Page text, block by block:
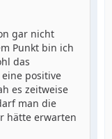
gar nicht
Punkt bin ich
das
positive
es zeitweise
man die
hätte erwarten